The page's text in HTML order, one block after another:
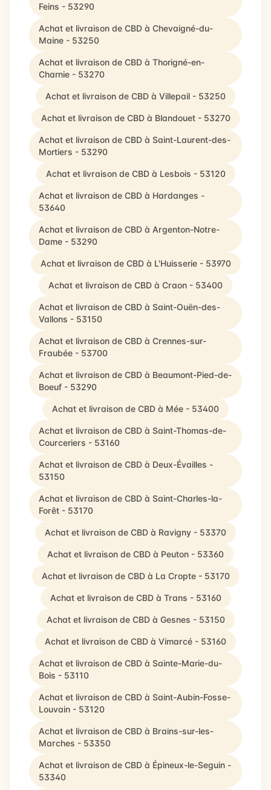
Feins - 53290
Achat et livraison de CBD à Chevaigné-du-
Maine - 53250
Achat et livraison de CBD à Thorigné-en-
Charnie - 53270
Achat et livraison de CBD à Villepail - 53250
Achat et livraison de CBD à Blandouet - 53270
Achat et livraison de CBD à Saint-Laurent-des-
Mortiers - 53290
Achat et livraison de CBD à Lesbois - 53120
Achat et livraison de CBD à Hardanges -
53640
Achat et livraison de CBD à Argenton-Notre-
Dame - 53290
Achat et livraison de CBD à L'Huisserie - 53970
Achat et livraison de CBD à Craon - 53400
Achat et livraison de CBD à Saint-Ouën-des-
Vallons - 53150
Achat et livraison de CBD à Crennes-sur-
Fraubée - 53700
Achat et livraison de CBD à Beaumont-Pied-de-
Boeuf - 53290
Achat et livraison de CBD à Mée - 53400
Achat et livraison de CBD à Saint-Thomas-de-
Courceriers - 53160
Achat et livraison de CBD à Deux-Évailles -
53150
Achat et livraison de CBD à Saint-Charles-la-
Forêt - 53170
Achat et livraison de CBD à Ravigny - 53370
Achat et livraison de CBD à Peuton - 53360
Achat et livraison de CBD à La Cropte - 53170
Achat et livraison de CBD à Trans - 53160
Achat et livraison de CBD à Gesnes - 53150
Achat et livraison de CBD à Vimarcé - 53160
Achat et livraison de CBD à Sainte-Marie-du-
Bois - 53110
Achat et livraison de CBD à Saint-Aubin-Fosse-
Louvain - 53120
Achat et livraison de CBD à Brains-sur-les-
Marches - 53350
Achat et livraison de CBD à Épineux-le-Seguin -
53340